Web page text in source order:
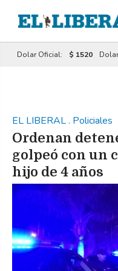
Dolar Oficial: $ 1520
EL LIBERAL. Policiales
Ordenan
golpeó con un
hijo de 4 años